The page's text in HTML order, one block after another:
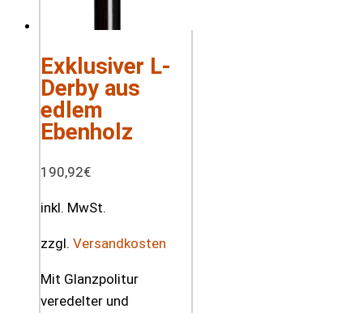
Exklusiver L-
Derby aus
edlem
Ebenholz
190,92€
inkl. MwSt.
zzgl. Versandkosten
Mit Glanzpolitur
veredelter und